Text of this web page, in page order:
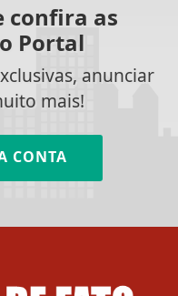
confira as
Portal
anunciar
mais!
CONTA